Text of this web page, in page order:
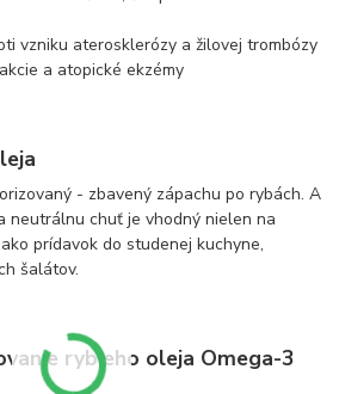
vzniku aterosklerózy a žilovej trombózy
a atopické ekzémy
- zbavený zápachu po rybách. A
neutrálnu chuť je vhodný nielen na
prídavok do studenej kuchyne,
šalátov.
rybieho oleja Omega-3